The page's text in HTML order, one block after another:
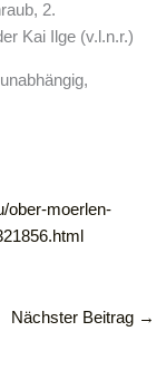
2.
Kai Ilge (v.l.n.r.)
ober-moerlen-
Nächster Beitrag →